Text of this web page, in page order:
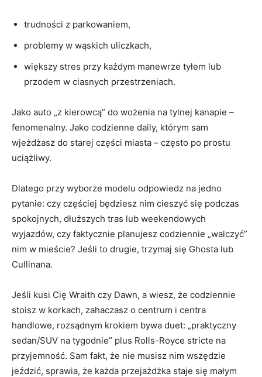
trudności z parkowaniem,
problemy w wąskich uliczkach,
większy stres przy każdym manewrze tyłem lub
przodem w ciasnych przestrzeniach.
Jako auto „z kierowcą” do wożenia na tylnej kanapie –
fenomenalny. Jako codzienne daily, którym sam
wjeżdżasz do starej części miasta – często po prostu
uciążliwy.
Dlatego przy wyborze modelu odpowiedz na jedno
pytanie: czy częściej będziesz nim cieszyć się podczas
spokojnych, dłuższych tras lub weekendowych
wyjazdów, czy faktycznie planujesz codziennie „walczyć”
nim w mieście? Jeśli to drugie, trzymaj się Ghosta lub
Cullinana.
Jeśli kusi Cię Wraith czy Dawn, a wiesz, że codziennie
stoisz w korkach, zahaczasz o centrum i centra
handlowe, rozsądnym krokiem bywa duet: „praktyczny
sedan/SUV na tygodnie” plus Rolls-Royce stricte na
przyjemność. Sam fakt, że nie musisz nim wszędzie
jeździć, sprawia, że każda przejażdżka staje się małym